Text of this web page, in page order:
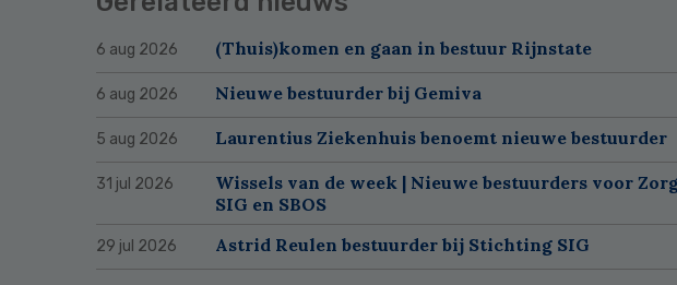
6 aug 2026 (Thuis)komen en gaan in bestuur Rijnstate
6 aug 2026 Nieuwe bestuurder bij Gemiva
5 aug 2026 Laurentius Ziekenhuis benoemt nieuwe bestuurder
31 jul 2026
Wissels van de week | Nieuwe bestuurders voor
SIG en SBOS
29 jul 2026 Astrid Reulen bestuurder bij Stichting SIG